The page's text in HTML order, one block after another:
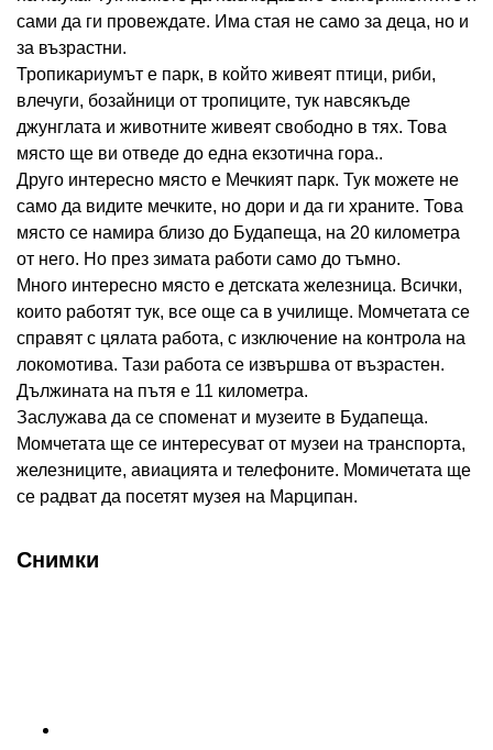
сами да ги провеждате. Има стая не само за деца, но и
за възрастни.
Тропикариумът е парк, в който живеят птици, риби,
влечуги, бозайници от тропиците, тук навсякъде
джунглата и животните живеят свободно в тях. Това
място ще ви отведе до една екзотична гора..
Друго интересно място е Мечкият парк. Тук можете не
само да видите мечките, но дори и да ги храните. Това
място се намира близо до Будапеща, на 20 километра
от него. Но през зимата работи само до тъмно.
Много интересно място е детската железница. Всички,
които работят тук, все още са в училище. Момчетата се
справят с цялата работа, с изключение на контрола на
локомотива. Тази работа се извършва от възрастен.
Дължината на пътя е 11 километра.
Заслужава да се споменат и музеите в Будапеща.
Момчетата ще се интересуват от музеи на транспорта,
железниците, авиацията и телефоните. Момичетата ще
се радват да посетят музея на Марципан.
Снимки